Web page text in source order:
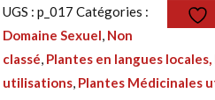
Tisane
017
:
Agrandissement
UGS :p_017 Catégories :
Domaine Sexuel, Non
classé, Plantes en langues
utilisations, Plantes Médicinales